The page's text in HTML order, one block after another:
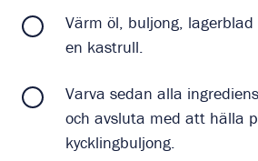
Värm öl, buljong,
en kastrull.
Varva sedan alla
och avsluta med att hälla
kycklingbuljong.